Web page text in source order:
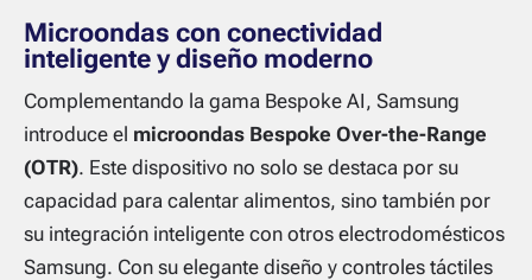
Microondas con conectividad
inteligente y diseño moderno
Complementando la gama Bespoke AI, Samsung
introduce el microondas Bespoke Over-the-Range
(OTR). Este dispositivo no solo se destaca por su
capacidad para calentar alimentos, sino también por
su integración inteligente con otros electrodomésticos
Samsung. Con su elegante diseño y controles táctiles